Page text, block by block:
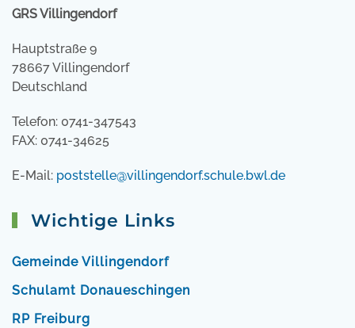
GRS Villingendorf
Hauptstraße 9
78667 Villingendorf
Deutschland
Telefon: 0741-347543
FAX: 0741-34625
E-Mail: poststelle@villingendorf.schule.bwl.de
Wichtige Links
Gemeinde Villingendorf
Schulamt Donaueschingen
RP Freiburg